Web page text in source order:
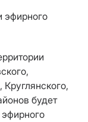
эфирного
будет